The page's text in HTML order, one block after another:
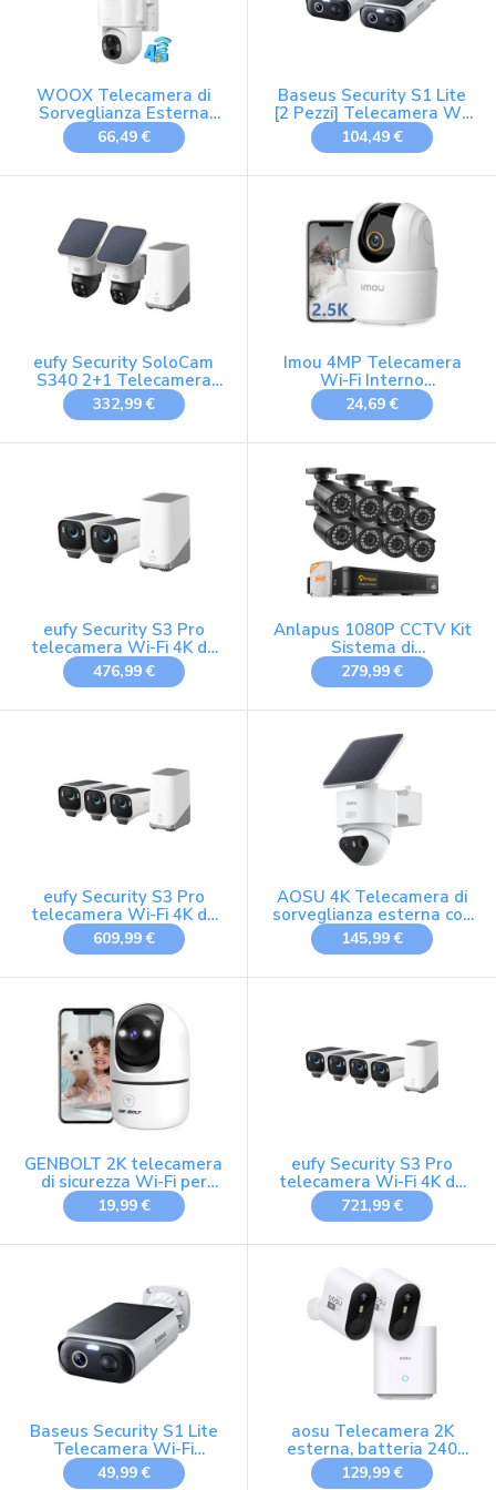
WOOX Telecamera di
Sorveglianza Esterna
senza WiFi, 2K 3MP
Telecamera 4G LTE con
rilevamento AI, Locale e
Cloud (Senza scheda
SIM)
66,49 €
Baseus Security S1 Lite
[2 Pezzi] Telecamera Wi-
Fi Esterno senza Fili
Pannello Solare, IP67
135°, Visione Colorata,
Nessun Costo,
Compatibile con Alexa &
Google
104,49 €
eufy Security SoloCam
S340 2+1 Telecamera
Sorveglianza Esterna
Solare
332,99 €
Imou 4MP Telecamera
Wi-Fi Interno
Videocamera
Sorveglianza 2.5K, IR
24,69 €
eufy Security S3 Pro
telecamera Wi-Fi 4K da
esterno senza fili
476,99 €
Anlapus 1080P CCTV Kit
Sistema di
Videosorveglianza 8CH
H.265+ Videoregistratore
Disco Rigido, Visione
Notturna, Allarme di
Movimento
279,99 €
eufy Security S3 Pro
telecamera Wi-Fi 4K da
esterno senza fili
609,99 €
AOSU 4K Telecamera di
sorveglianza esterna con
solare batteria
10000mAh [TrueColor
solare removibile luce e
suono
145,99 €
GENBOLT 2K telecamera
di sicurezza Wi-Fi per
interni
19,99 €
eufy Security S3 Pro
telecamera Wi-Fi 4K da
esterno senza fili
721,99 €
Baseus Security S1 Lite
Telecamera Wi-Fi
Esterno senza Fili
Pannello Solare,
49,99 €
aosu Telecamera 2K
esterna, batteria 240
giorni, 2 kit Aosubase
32GB memoria locale
129,99 €